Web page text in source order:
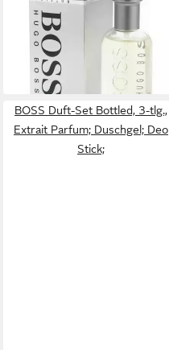
Boss Bottled, EdT
44,39 €
(887,80 €/ 1 l)
lieferbar - in 7-9 Werktagen bei dir
BOSS Duft-Set Bottled, 3-tlg.,
Extrait Parfum; Duschgel; Deo
Stick;